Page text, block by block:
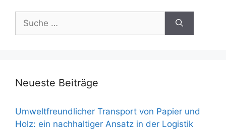
Suche
nach:
Neueste Beiträge
Umweltfreundlicher Transport von Papier und
Holz: ein nachhaltiger Ansatz in der Logistik